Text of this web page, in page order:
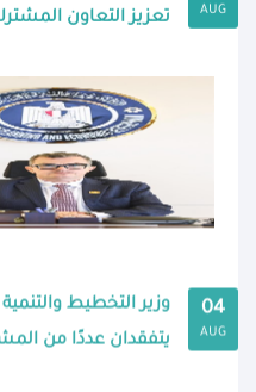
AUG
تعزيز التعاون
04
AUG
وزير التخطيط
يتفقدان عددًا من